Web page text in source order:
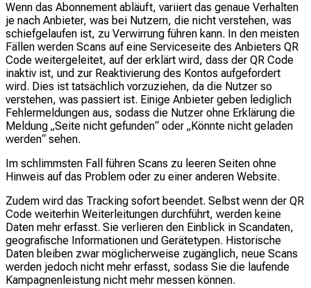
Wenn das Abonnement abläuft, variiert das genaue Verhalten
je nach Anbieter, was bei Nutzern, die nicht verstehen, was
schiefgelaufen ist, zu Verwirrung führen kann. In den meisten
Fällen werden Scans auf eine Serviceseite des Anbieters QR
Code weitergeleitet, auf der erklärt wird, dass der QR Code
inaktiv ist, und zur Reaktivierung des Kontos aufgefordert
wird. Dies ist tatsächlich vorzuziehen, da die Nutzer so
verstehen, was passiert ist. Einige Anbieter geben lediglich
Fehlermeldungen aus, sodass die Nutzer ohne Erklärung die
Meldung „Seite nicht gefunden“ oder „Könnte nicht geladen
werden“ sehen.
Im schlimmsten Fall führen Scans zu leeren Seiten ohne
Hinweis auf das Problem oder zu einer anderen Website.
Zudem wird das Tracking sofort beendet. Selbst wenn der QR
Code weiterhin Weiterleitungen durchführt, werden keine
Daten mehr erfasst. Sie verlieren den Einblick in Scandaten,
geografische Informationen und Gerätetypen. Historische
Daten bleiben zwar möglicherweise zugänglich, neue Scans
werden jedoch nicht mehr erfasst, sodass Sie die laufende
Kampagnenleistung nicht mehr messen können.